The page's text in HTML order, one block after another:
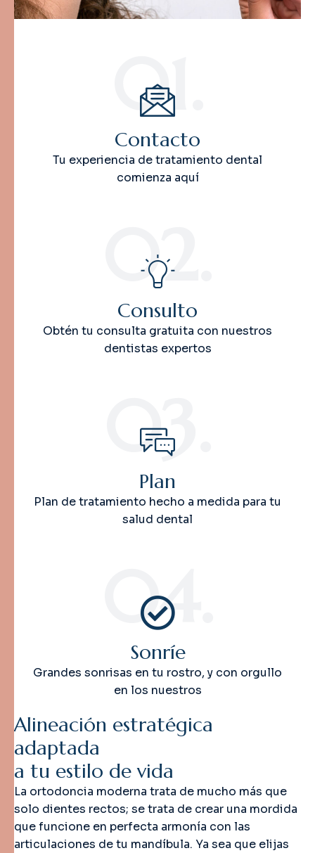
01.
Contacto
Tu experiencia de tratamiento dental
comienza aquí
02.
Consulto
Obtén tu consulta gratuita con nuestros
dentistas expertos
03.
Plan
Plan de tratamiento hecho a medida para tu
salud dental
04.
Sonríe
Grandes sonrisas en tu rostro, y con orgullo
en los nuestros
Alineación estratégica
adaptada
a tu estilo de vida
La ortodoncia moderna trata de mucho más que
solo dientes rectos; se trata de crear una mordida
que funcione en perfecta armonía con las
articulaciones de tu mandíbula. Ya sea que elijas